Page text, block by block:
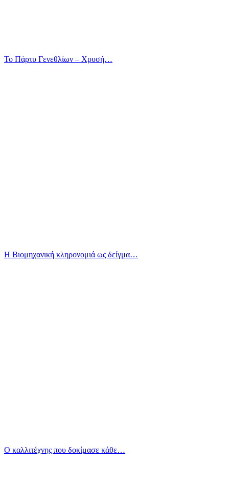
Το Πάρτυ Γενεθλίων – Χρυσή…
Η Βιομηχανική κληρονομιά ως δείγμα…
Ο καλλιτέχνης που δοκίμασε κάθε…